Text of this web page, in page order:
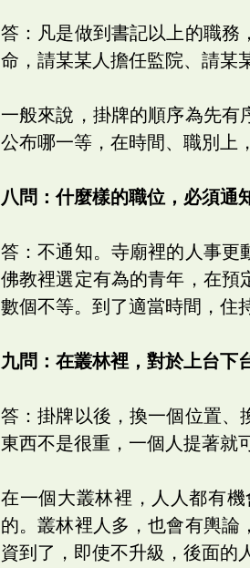
答：凡是做到書記以上的職務
命，請某某人擔任監院、請某
一般來說，掛牌的順序為先有
公布哪一等，在時間、職別上
八問：什麼樣的職位，必須通
答：不通知。寺廟裡的人事更
佛教裡選定有為的青年，在預
數個不等。到了適當時間，住
九問：在叢林裡，對於上台下
答：掛牌以後，換一個位置、
東西不是很重，一個人提著就
在一個大叢林裡，人人都有
的。叢林裡人多，也會有輿論
資到了，即使不升級，後面的